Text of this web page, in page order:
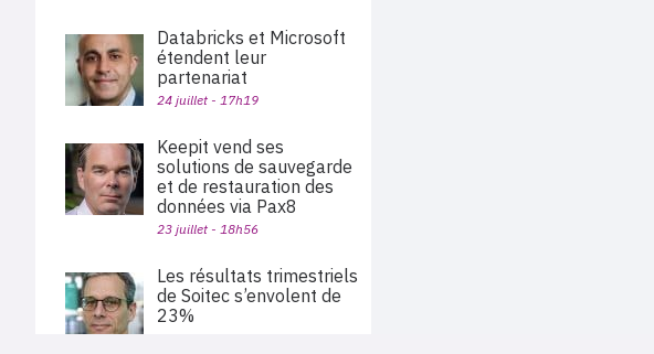
Databricks et Microsoft
étendent leur
partenariat
24 juillet - 17h19
Keepit vend ses
solutions de sauvegarde
et de restauration des
données via Pax8
23 juillet - 18h56
Les résultats trimestriels
de Soitec s’envolent de
23%